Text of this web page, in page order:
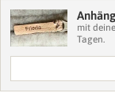
mit
Tagen.